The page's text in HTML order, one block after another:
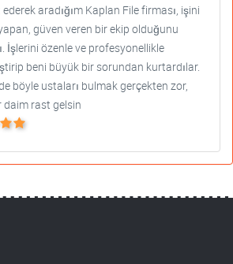
aradığım Kaplan File firması, işini
güven veren bir ekip olduğunu
İşlerini özenle ve profesyonellikle
beni büyük bir sorundan kurtardılar.
böyle ustaları bulmak gerçekten zor,
daim rast gelsin